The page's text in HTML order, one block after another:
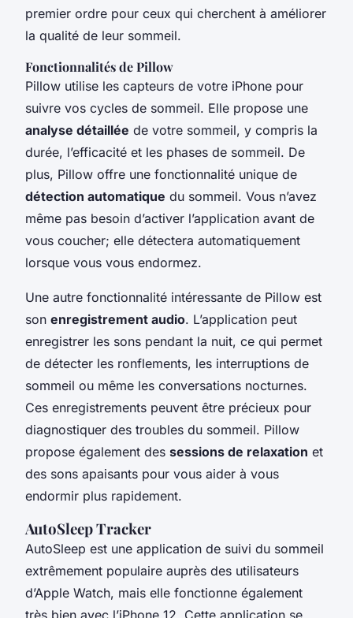
premier ordre pour ceux qui cherchent à améliorer
la qualité de leur sommeil.
Fonctionnalités de Pillow
Pillow utilise les capteurs de votre iPhone pour
suivre vos cycles de sommeil. Elle propose une
analyse détaillée de votre sommeil, y compris la
durée, l’efficacité et les phases de sommeil. De
plus, Pillow offre une fonctionnalité unique de
détection automatique du sommeil. Vous n’avez
même pas besoin d’activer l’application avant de
vous coucher; elle détectera automatiquement
lorsque vous vous endormez.
Une autre fonctionnalité intéressante de Pillow est
son enregistrement audio. L’application peut
enregistrer les sons pendant la nuit, ce qui permet
de détecter les ronflements, les interruptions de
sommeil ou même les conversations nocturnes.
Ces enregistrements peuvent être précieux pour
diagnostiquer des troubles du sommeil. Pillow
propose également des sessions de relaxation et
des sons apaisants pour vous aider à vous
endormir plus rapidement.
AutoSleep Tracker
AutoSleep est une application de suivi du sommeil
extrêmement populaire auprès des utilisateurs
d’Apple Watch, mais elle fonctionne également
très bien avec l’iPhone 12. Cette application se